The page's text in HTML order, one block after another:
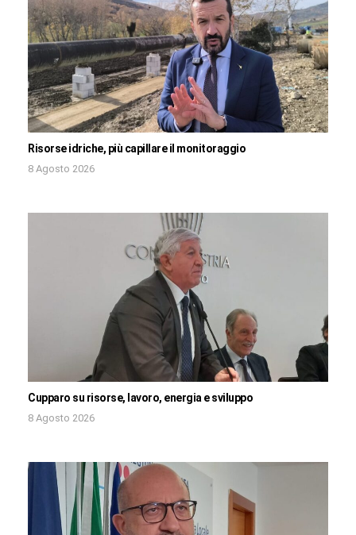
Risorse idriche, più capillare il monitoraggio
8 Agosto 2026
Cupparo su risorse, lavoro, energia e sviluppo
8 Agosto 2026